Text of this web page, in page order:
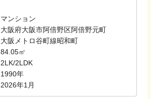
マンション
大阪府大阪市阿倍野区阿倍野元町
大阪メトロ谷町線 昭和町
84.05㎡
2LK/2LDK
1990年
2026年1月